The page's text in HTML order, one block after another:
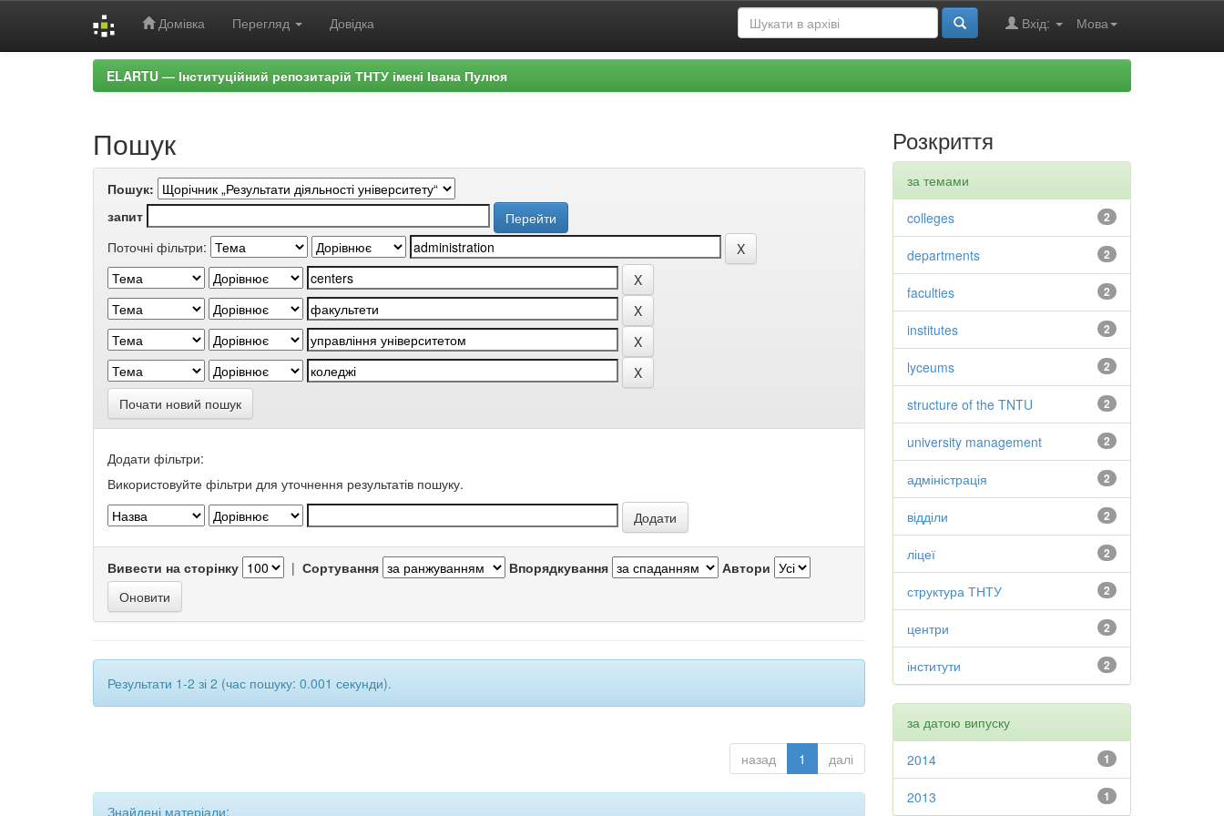
Домівка Перегляд Довідка Мова
Вхід:
ELARTU — Інституційний репозитарій ТНТУ імені Івана Пулюя
Пошук
Пошук:
запит
Поточні фільтри:
Почати новий пошук
Додати фільтри:
Використовуйте фільтри для уточнення результатів пошуку.
Вивести на сторінку | Сортування Впорядкування Автори
Результати 1-2 зі 2 (час пошуку: 0.001 секунди).
назад 1 далі
Знайдені матеріали:
Розкриття
за темами
2
colleges
2
departments
2
faculties
2
institutes
2
lyceums
2
structure of the TNTU
2
university management
2
адміністрація
2
відділи
2
ліцеї
2
структура ТНТУ
2
центри
2
інститути
за датою випуску
1
2014
1
2013